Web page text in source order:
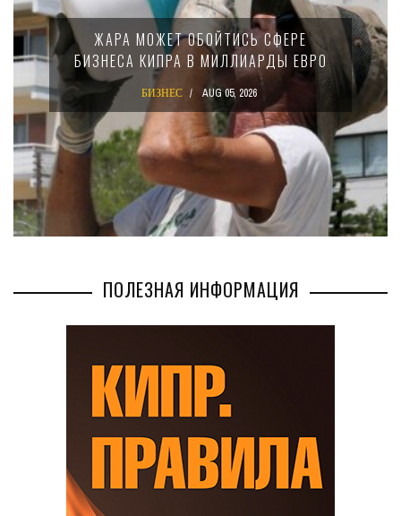
СФЕРЕ
ЕВРО
05, 2026
МИНФИН КИПРА
15-ПРОЦЕНТНОМ
КРУПНЫХ
КОМПАНИЙ
БИЗНЕС AUG 02,
ПОЛЕЗНАЯ ИНФОРМАЦИЯ